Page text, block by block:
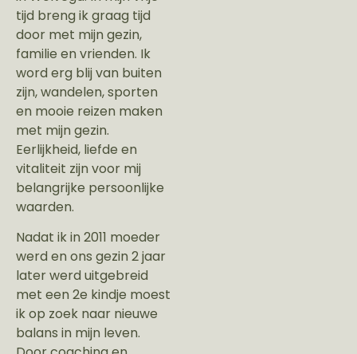
tijd breng ik graag tijd
door met mijn gezin,
familie en vrienden. Ik
word erg blij van buiten
zijn, wandelen, sporten
en mooie reizen maken
met mijn gezin.
Eerlijkheid, liefde en
vitaliteit zijn voor mij
belangrijke persoonlijke
waarden.
Nadat ik in 2011 moeder
werd en ons gezin 2 jaar
later werd uitgebreid
met een 2e kindje moest
ik op zoek naar nieuwe
balans in mijn leven.